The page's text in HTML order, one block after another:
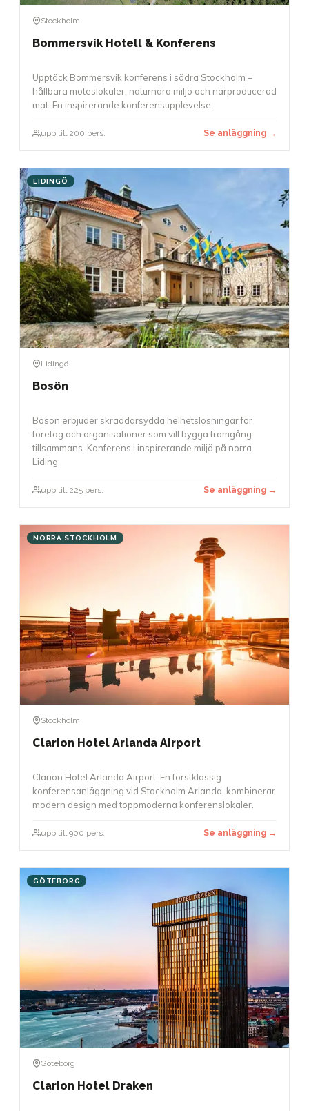
Stockholm
Bommersvik Hotell & Konferens
Upptäck Bommersvik konferens i södra Stockholm –
hållbara möteslokaler, naturnära miljö och närproducerad
mat. En inspirerande konferensupplevelse.
upp till 200 pers. Se anläggning →
LIDINGÖ
Lidingö
Bosön
Bosön erbjuder skräddarsydda helhetslösningar för
företag och organisationer som vill bygga framgång
tillsammans. Konferens i inspirerande miljö på norra
Liding
upp till 225 pers. Se anläggning →
NORRA STOCKHOLM
Stockholm
Clarion Hotel Arlanda Airport
Clarion Hotel Arlanda Airport: En förstklassig
konferensanläggning vid Stockholm Arlanda, kombinerar
modern design med toppmoderna konferenslokaler.
upp till 900 pers. Se anläggning →
GÖTEBORG
Göteborg
Clarion Hotel Draken